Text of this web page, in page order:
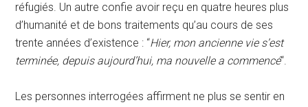
réfugiés. Un autre confie avoir reçu en quatre heures plus
d’humanité et de bons traitements qu’au cours de ses
trente années d’existence : “Hier, mon ancienne vie s’est
terminée, depuis aujourd’hui, ma nouvelle a commencé“.
Les personnes interrogées affirment ne plus se sentir en